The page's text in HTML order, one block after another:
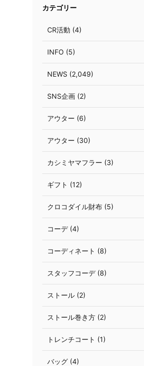
カテゴリー
CR活動 (4)
INFO (5)
NEWS (2,049)
SNS企画 (2)
アウター (6)
アウター (30)
カシミヤマフラー (3)
ギフト (12)
クロコダイル財布 (5)
コーデ (4)
コーディネート (8)
スタッフコーデ (8)
ストール (2)
ストール巻き方 (2)
トレンチコート (1)
バッグ (4)